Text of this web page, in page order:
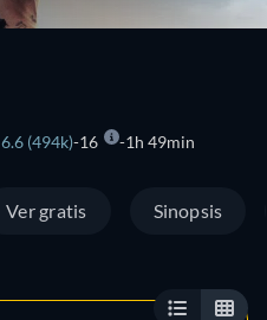
6.6 (494k) 16 1h 49min
Ver gratis Sinopsis